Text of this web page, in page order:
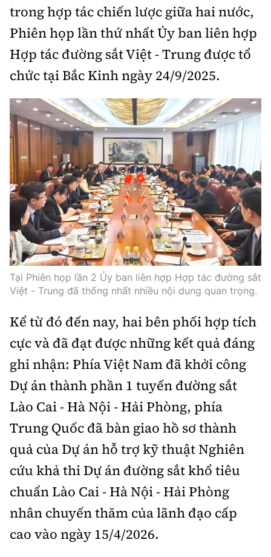
Thế giới xây dựng
Lối sống
Ẩm thực
Khám phá
Camera giao thông
Câu chuyện giao thông
Giải trí - Thể thao
Cơ quan chủ quản: Bộ Xây dựng
Tòa soạn: Số 2 Nguyễn Công Hoan, phường Giảng Võ,
Hà Nội.
Tổng biên tập: Nguyễn Thị Hồng Nga
Phó Tổng biên tập:Nguyễn Sơn Tùng,
Nguyễn Đức Thắng, La Đức Hùng
Hotline:
0901 514 799
Quảng cáo và Phát hành:
0915 057 282
Email:bandoc@baoxaydung.vn
Cấm sao chép dưới mọi hình thức nếu không có sự
chấp thuận bằng văn bản.
soạn
trong hợp tác chiến lược giữa hai nước,
Phiên họp lần thứ nhất Ủy ban liên hợp
Hợp tác đường sắt Việt - Trung được tổ
chức tại Bắc Kinh ngày 24/9/2025.
Tại Phiên họp lần 2 Ủy ban liên hợp Hợp tác đường sắt
Việt - Trung đã thống nhất nhiều nội dung quan trọng.
Kể từ đó đến nay, hai bên phối hợp tích
cực và đã đạt được những kết quả đáng
ghi nhận: Phía Việt Nam đã khởi công
Dự án thành phần 1 tuyến đường sắt
Lào Cai - Hà Nội - Hải Phòng, phía
Trung Quốc đã bàn giao hồ sơ thành
quả của Dự án hỗ trợ kỹ thuật Nghiên
cứu khả thi Dự án đường sắt khổ tiêu
chuẩn Lào Cai - Hà Nội - Hải Phòng
nhân chuyến thăm của lãnh đạo cấp
cao vào ngày 15/4/2026.